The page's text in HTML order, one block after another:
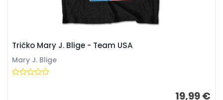
Tričko Mary J. Blige - Team USA
Mary J. Blige
19,99 €